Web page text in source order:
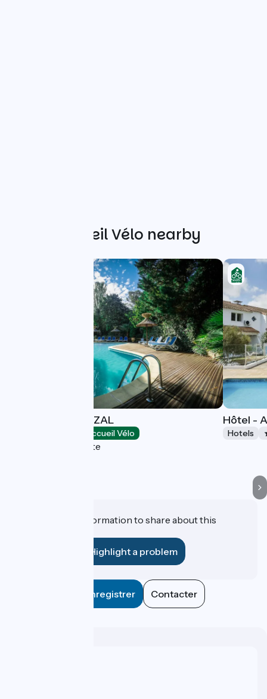
Other Accueil Vélo nearby
HOTEL LE QUETZAL
Accueil Vélo
La Grande-Motte
Hôtel -
Hotels
Do you have information to share about this
Highlight a problem
Enregistrer Contacter